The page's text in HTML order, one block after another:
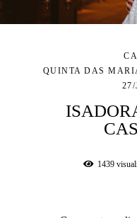
QUINTA DAS
1439